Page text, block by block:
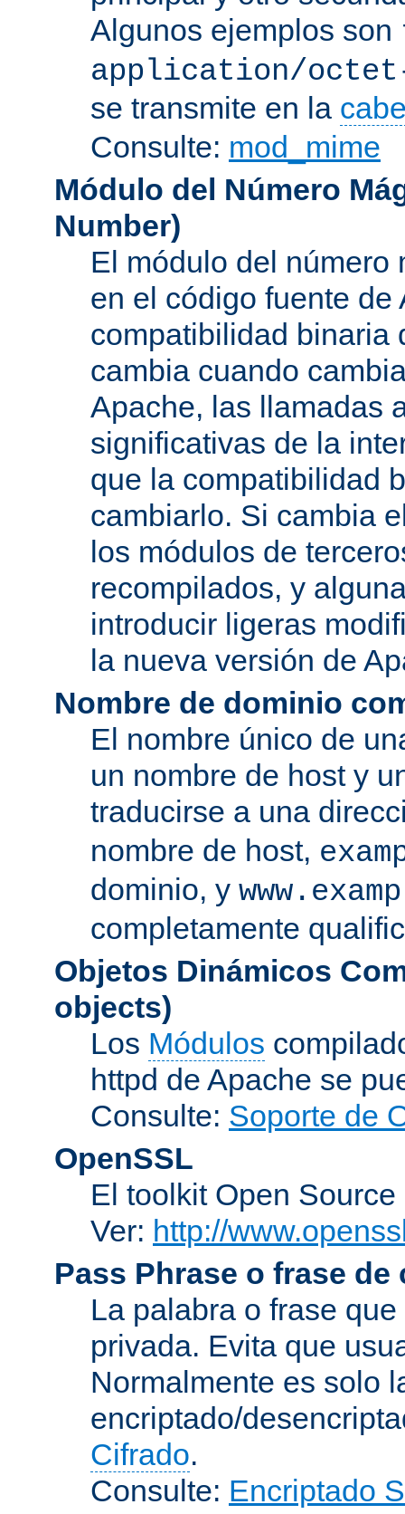
Algunos ejemplos son
application/
se transmite en la
Consulte: mod_mime
Módulo del Número
Number)
El módulo del número
en el código fuente
compatibilidad binaria
cambia cuando
Apache, las llamadas
significativas de la
que la compatibilidad
cambiarlo. Si cambia
los módulos de
recompilados, y
introducir ligeras
la nueva versión de
Nombre de dominio
El nombre único de
un nombre de host y
traducirse a una
nombre de host,
dominio, y
completamente
Objetos Dinámicos
objects)
Los Módulos
httpd de Apache se
Consulte: Soporte de
OpenSSL
El toolkit Open
Ver: http://
Pass Phrase o frase de
La palabra o frase
privada. Evita que
Normalmente es solo
encriptado/
Cifrado.
Consulte: Encriptado